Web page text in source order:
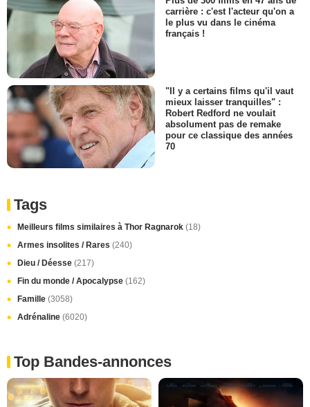
carrière : c'est l'acteur qu'on a
le plus vu dans le cinéma
français !
"Il y a certains films qu'il vaut
mieux laisser tranquilles" :
Robert Redford ne voulait
absolument pas de remake
pour ce classique des années
70
Tags
Meilleurs films similaires à Thor Ragnarok (18)
Armes insolites / Rares (240)
Dieu / Déesse (217)
Fin du monde / Apocalypse (162)
Famille (3058)
Adrénaline (6020)
Top Bandes-annonces